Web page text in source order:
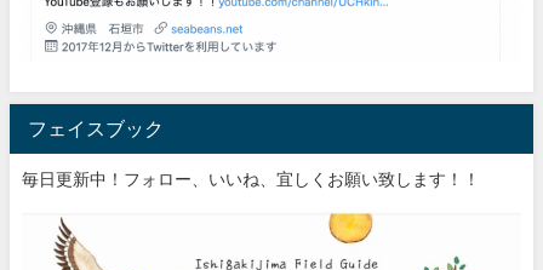
フェイスブック
毎日更新中！フォロー、いいね、宜しくお願い致します！！